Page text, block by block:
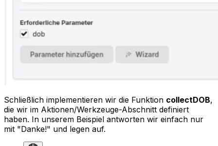
Schließlich implementieren wir die Funktion collectDOB,
die wir im Aktionen/Werkzeuge-Abschnitt definiert
haben. In unserem Beispiel antworten wir einfach nur
mit "Danke!" und legen auf.